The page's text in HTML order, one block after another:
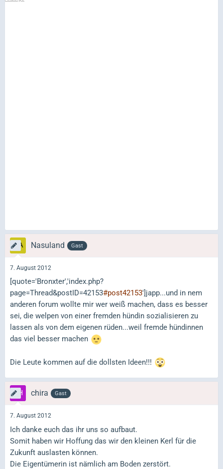
Nasuland Gast
7. August 2012
[quote='Bronxter','index.php?
page=Thread&postID=42153#post42153']japp...und in nem
anderen forum wollte mir wer weiß machen, dass es besser
sei, die welpen von einer fremden hündin sozialisieren zu
lassen als von dem eigenen rüden...weil fremde hündinnen
das viel besser machen
Die Leute kommen auf die dollsten Ideen!!!
chira Gast
7. August 2012
Ich danke euch das ihr uns so aufbaut.
Somit haben wir Hoffung das wir den kleinen Kerl für die
Zukunft auslasten können.
Die Eigentümerin ist nämlich am Boden zerstört.